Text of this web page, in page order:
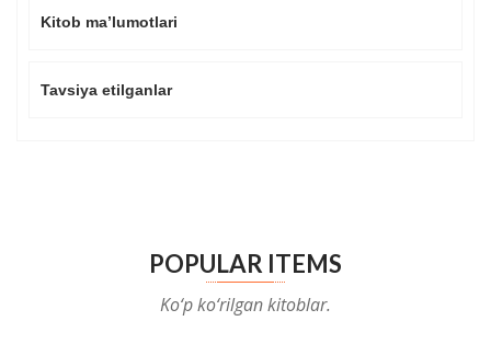
Kitob ma’lumotlari
Tavsiya etilganlar
POPULAR ITEMS
Ko‘p ko‘rilgan kitoblar.